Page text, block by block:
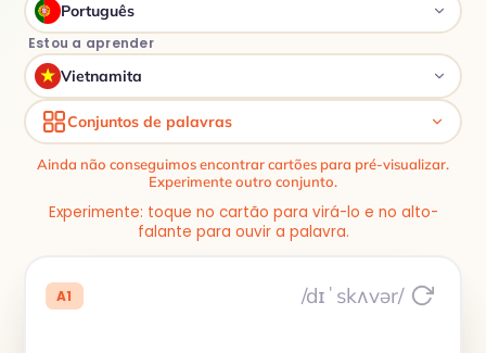
Português
Estou a aprender
Vietnamita
Conjuntos de palavras
Ainda não conseguimos encontrar cartões para pré-visualizar.
Experimente outro conjunto.
Experimente: toque no cartão para virá-lo e no alto-
falante para ouvir a palavra.
A1 /dɪˈskʌvər/